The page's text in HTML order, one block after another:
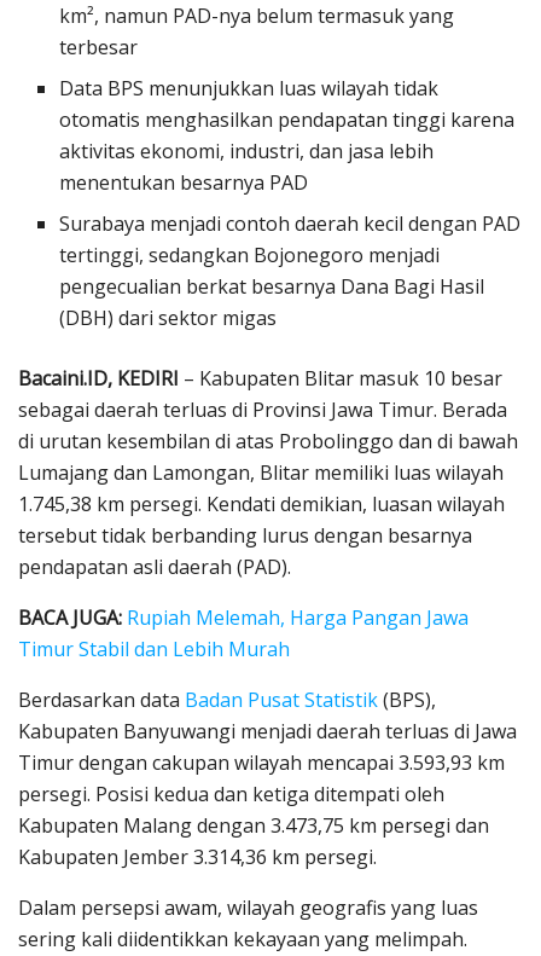
km², namun PAD-nya belum termasuk yang
terbesar
Data BPS menunjukkan luas wilayah tidak
otomatis menghasilkan pendapatan tinggi karena
aktivitas ekonomi, industri, dan jasa lebih
menentukan besarnya PAD
Surabaya menjadi contoh daerah kecil dengan PAD
tertinggi, sedangkan Bojonegoro menjadi
pengecualian berkat besarnya Dana Bagi Hasil
(DBH) dari sektor migas
Bacaini.ID, KEDIRI – Kabupaten Blitar masuk 10 besar
sebagai daerah terluas di Provinsi Jawa Timur. Berada
di urutan kesembilan di atas Probolinggo dan di bawah
Lumajang dan Lamongan, Blitar memiliki luas wilayah
1.745,38 km persegi. Kendati demikian, luasan wilayah
tersebut tidak berbanding lurus dengan besarnya
pendapatan asli daerah (PAD).
BACA JUGA: Rupiah Melemah, Harga Pangan Jawa
Timur Stabil dan Lebih Murah
Berdasarkan data Badan Pusat Statistik(BPS),
Kabupaten Banyuwangi menjadi daerah terluas di Jawa
Timur dengan cakupan wilayah mencapai 3.593,93 km
persegi. Posisi kedua dan ketiga ditempati oleh
Kabupaten Malang dengan 3.473,75 km persegi dan
Kabupaten Jember 3.314,36 km persegi.
Dalam persepsi awam, wilayah geografis yang luas
sering kali diidentikkan kekayaan yang melimpah.